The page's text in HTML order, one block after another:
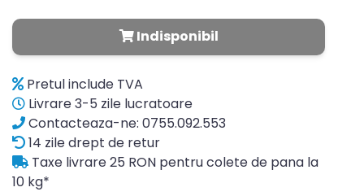
Indisponibil
Pretul include TVA
Livrare 3-5 zile lucratoare
Contacteaza-ne: 0755.092.553
14 zile drept de retur
Taxe livrare 25 RON pentru colete de pana la
10 kg*